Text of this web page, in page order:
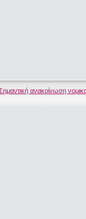
ανακοίνωση